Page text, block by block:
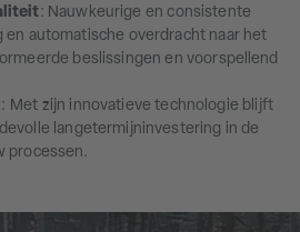
: Nauwkeurige en consistente
en automatische overdracht naar het
beslissingen en voorspellend
: Met zijn innovatieve technologie blijft
langetermijninvestering in de
processen.